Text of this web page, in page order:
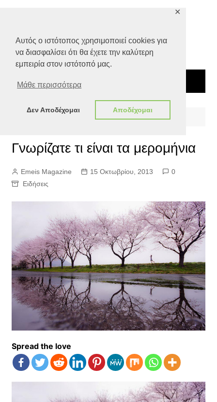
Αυτός ο ιστότοπος χρησιμοποιεί cookies για
να διασφαλίσει ότι θα έχετε την καλύτερη
εμπειρία στον ιστότοπό μας.
Μάθε περισσότερα
Δεν Αποδέχομαι Αποδέχομαι
✕
Γνωρίζατε τι είναι τα μερομήνια
Γνωρίζατε τι είναι τα μερομήνια
Emeis Magazine 15 Οκτωβρίου, 2013
0
Ειδήσεις
Spread the love